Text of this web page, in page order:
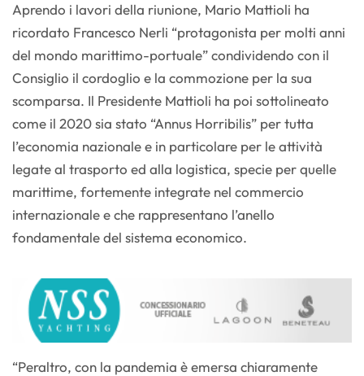
Aprendo i lavori della riunione, Mario Mattioli ha
ricordato Francesco Nerli “protagonista per molti anni
del mondo marittimo-portuale” condividendo con il
Consiglio il cordoglio e la commozione per la sua
scomparsa. Il Presidente Mattioli ha poi sottolineato
come il 2020 sia stato “Annus Horribilis” per tutta
l’economia nazionale e in particolare per le attività
legate al trasporto ed alla logistica, specie per quelle
marittime, fortemente integrate nel commercio
internazionale e che rappresentano l’anello
fondamentale del sistema economico.
“Peraltro, con la pandemia è emersa chiaramente